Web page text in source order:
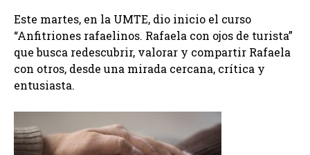
Este martes, en la UMTE, dio inicio el curso
“Anfitriones rafaelinos. Rafaela con ojos de turista”
que busca redescubrir, valorar y compartir Rafaela
con otros, desde una mirada cercana, crítica y
entusiasta.